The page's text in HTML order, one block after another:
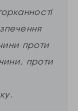
проти
проти